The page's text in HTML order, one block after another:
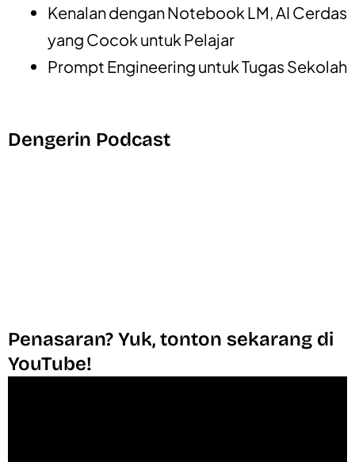
Kenalan dengan Notebook LM, AI Cerdas
yang Cocok untuk Pelajar
Prompt Engineering untuk Tugas Sekolah
Dengerin Podcast
Penasaran? Yuk, tonton sekarang di
YouTube!